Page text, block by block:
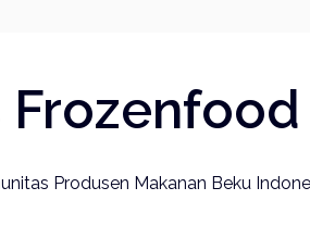
Produsen Makanan Beku